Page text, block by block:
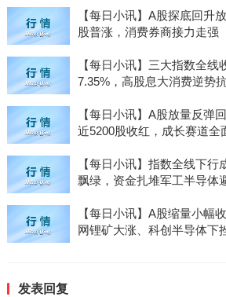
【每日小讯】A股探底回升
股普涨，消费券商接力走强
【每日小讯】三大指数全线
7.35%，高股息大消费逆势
【每日小讯】A股放量反弹
近5200股收红，成长赛道全
【每日小讯】指数全线下
飘绿，资金扎堆军工半导体
【每日小讯】A股缩量小幅
网锂矿大涨、科创半导体下
发表回复